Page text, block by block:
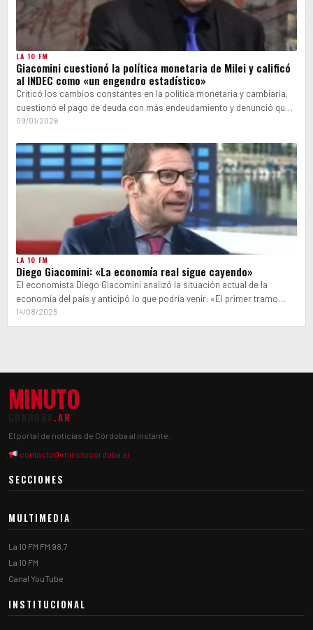
LA 10 FM
Giacomini cuestionó la política monetaria de Milei y calificó
al INDEC como «un engendro estadístico»
Criticó los cambios constantes en la política monetaria y cambiaria,
cuestionó el pago de deuda con más endeudamiento y denunció que
el…
09/01/2026
LA 10 FM
Diego Giacomini: «La economía real sigue cayendo»
El economista Diego Giacomini analizó la situación actual de la
economía del país y anticipó lo que podría venir: «El primer tramo…
14/08/2025
MINUTO
.AR
El portal de noticias de Córdoba al instante.
contacto@minutocordoba.ar
SECCIONES
MULTIMEDIA
La 10 FM FM 98.7
La 10 FM
Canal YouTube
INSTITUCIONAL